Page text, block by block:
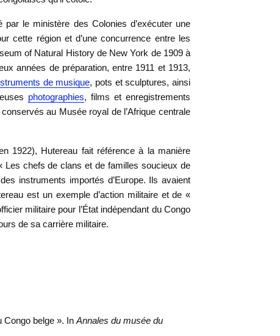
le ministère des Colonies d’exécuter une
cette région et d’une concurrence entre les
of Natural History de New York de 1909 à
années de préparation, entre 1911 et 1913,
de musique, pots et sculptures, ainsi
photographies, films et enregistrements
au Musée royal de l’Afrique centrale
1922), Hutereau fait référence à la manière
Les chefs de clans et de familles soucieux de
instruments importés d’Europe. Ils avaient
est un exemple d’action militaire et de «
militaire pour l’État indépendant du Congo
de sa carrière militaire.
Congo belge ». In Annales du musée du